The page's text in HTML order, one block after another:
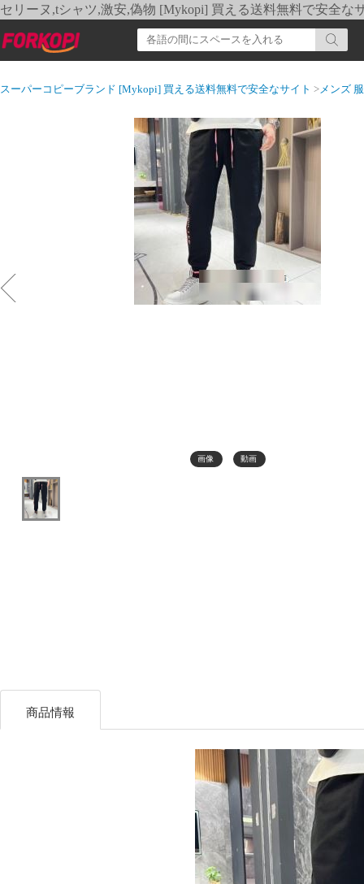
セリーヌ,tシャツ,激安,偽物 [Mykopi] 買える送料無料で安全な
スーパーコピーブランド [Mykopi] 買える送料無料で安全なサイト >メンズ 服
画像 動画
商品情報